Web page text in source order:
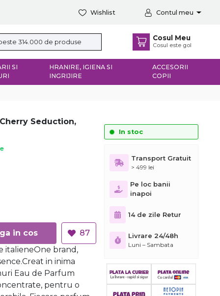
Wishlist Contul meu
Cosul Meu
Cosul este gol
SI
HRANIRE, IGIENA SI
INGRIJIRE
ACCESORII
COPII
Seduction,
Adauga in cos
87
italieneOne brand,
in inima
Eau de Parfum
pentru o
In stoc
Transport Gratuit
> 499 lei
Pe loc banii
inapoi
14 de zile Retur
Livrare 24/48h
Luni – Sambata